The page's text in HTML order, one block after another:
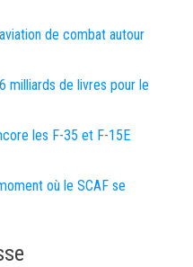
de combat autour
milliards de livres pour le
les F-35 et F-15E
où le SCAF se